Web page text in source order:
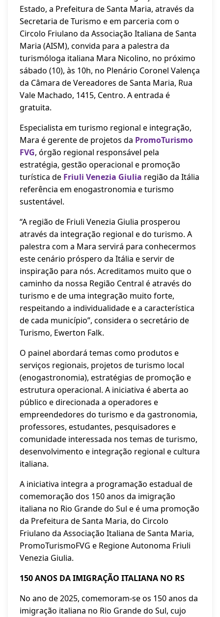
Estado, a Prefeitura de Santa Maria, através da
Secretaria de Turismo e em parceria com o
Circolo Friulano da Associação Italiana de Santa
Maria (AISM), convida para a palestra da
turismóloga italiana Mara Nicolino, no próximo
sábado (10), às 10h, no Plenário Coronel Valença
da Câmara de Vereadores de Santa Maria, Rua
Vale Machado, 1415, Centro. A entrada é
gratuita.
Especialista em turismo regional e integração,
Mara é gerente de projetos da PromoTurismo
FVG, órgão regional responsável pela
estratégia, gestão operacional e promoção
turística de Friuli Venezia Giulia região da Itália
referência em enogastronomia e turismo
sustentável.
“A região de Friuli Venezia Giulia prosperou
através da integração regional e do turismo. A
palestra com a Mara servirá para conhecermos
este cenário próspero da Itália e servir de
inspiração para nós. Acreditamos muito que o
caminho da nossa Região Central é através do
turismo e de uma integração muito forte,
respeitando a individualidade e a característica
de cada município”, considera o secretário de
Turismo, Ewerton Falk.
O painel abordará temas como produtos e
serviços regionais, projetos de turismo local
(enogastronomia), estratégias de promoção e
estrutura operacional. A iniciativa é aberta ao
público e direcionada a operadores e
empreendedores do turismo e da gastronomia,
professores, estudantes, pesquisadores e
comunidade interessada nos temas de turismo,
desenvolvimento e integração regional e cultura
italiana.
A iniciativa integra a programação estadual de
comemoração dos 150 anos da imigração
italiana no Rio Grande do Sul e é uma promoção
da Prefeitura de Santa Maria, do Circolo
Friulano da Associação Italiana de Santa Maria,
PromoTurismoFVG e Regione Autonoma Friuli
Venezia Giulia.
150 ANOS DA IMIGRAÇÃO ITALIANA NO RS
No ano de 2025, comemoram-se os 150 anos da
imigração italiana no Rio Grande do Sul, cujo